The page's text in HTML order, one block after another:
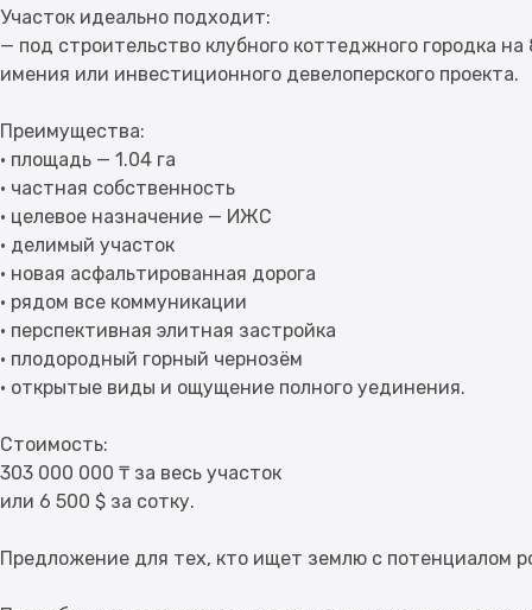
Участок идеально подходит:
— под строительство клубного коттеджного городка
имения или инвестиционного девелоперского проекта.
Преимущества:
• площадь — 1.04 га
• частная собственность
• целевое назначение — ИЖС
• делимый участок
• новая асфальтированная дорога
• рядом все коммуникации
• перспективная элитная застройка
• плодородный горный чернозём
• открытые виды и ощущение полного уединения.
Стоимость:
303 000 000 ₸ за весь участок
или 6 500 $ за сотку.
Предложение для тех, кто ищет землю с потенциалом